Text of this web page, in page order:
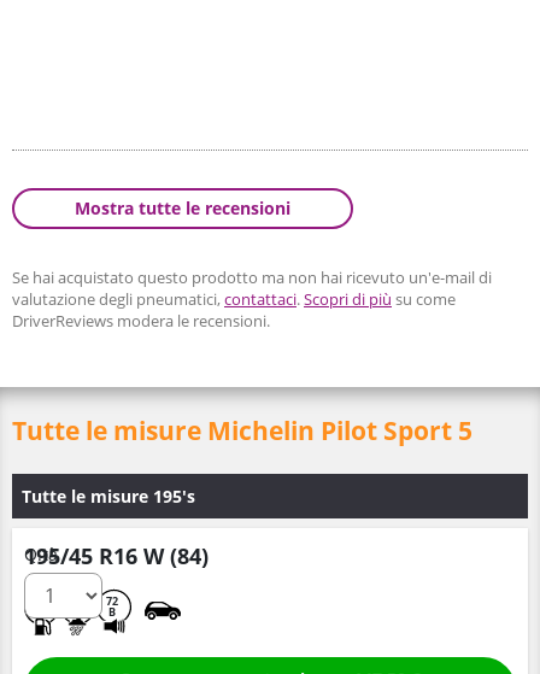
Mostra tutte le recensioni
Se hai acquistato questo prodotto ma non hai ricevuto un'e-mail di
valutazione degli pneumatici,contattaci.Scopri di più su come
DriverReviews modera le recensioni.
Tutte le misure Michelin Pilot Sport 5
Tutte le misure 195's
195/45 R16 W (84)
72
B
Q.tà